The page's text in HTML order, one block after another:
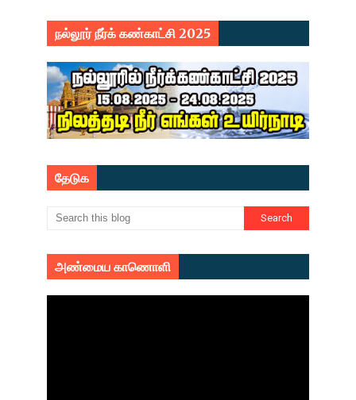
நல்லூர் நீர்க் கண்காட்சி 2025
தேடுக
அண்மைய காணொளி